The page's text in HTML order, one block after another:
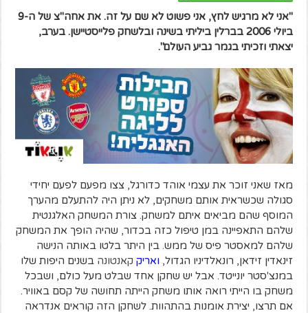
"אני לא מרגיש לחץ, אני פשוט לא שם על זה. את אחה"צ של ה-9
ביולי 2006 בברלין ביליתי בשינה ובלשחק פלייסטיישן. בערב,
יצאתי וזכיתי בגמר גביע העולם".
מאז שאני זוכר את עצמי אוהד כדורגל, צצו מפעם לפעם יחידי
סגולה שכשראית אותם משחקים, לא ניתן היה להתעלם מהערך
המוסף שהם מביאים איתם למשחק. צורת המשחק האלגנטית
שלהם התאפיינה במן טיפול כזה בכדור, שהיה הופך את המשחק
שלהם למאסטר פיס של ממש. בין היתר בלטו באותה הנישה
זינאדין זידאן, רונאלדיניו הגדול,ואריק קאנטונה בשנים היפות שלו
במנצ'סטר יונייטד. אבל יש שחקן אחד שבלט מעל כולם, ושבכל
משחק בו הייתי רואה אותו משחק הייתה תחושה של קסם באוויר.
אם תרצו, יצירת אומנות בהתהוות. לשחקן הזה קוראים אנדראה